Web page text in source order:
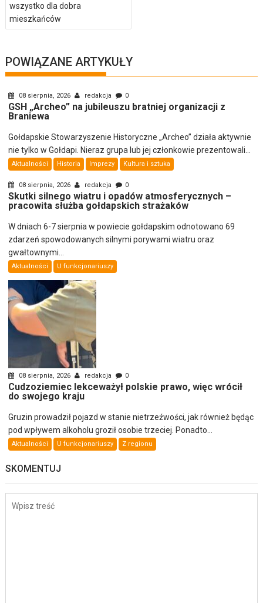
wszystko dla dobra
mieszkańców
POWIĄZANE ARTYKUŁY
08 sierpnia, 2026 redakcja 0
GSH „Archeo” na jubileuszu bratniej organizacji z
Braniewa
Gołdapskie Stowarzyszenie Historyczne „Archeo” działa aktywnie
nie tylko w Gołdapi. Nieraz grupa lub jej członkowie prezentowali...
Aktualności Historia Imprezy Kultura i sztuka
08 sierpnia, 2026 redakcja 0
Skutki silnego wiatru i opadów atmosferycznych –
pracowita służba gołdapskich strażaków
W dniach 6-7 sierpnia w powiecie gołdapskim odnotowano 69
zdarzeń spowodowanych silnymi porywami wiatru oraz
gwałtownymi...
Aktualności U funkcjonariuszy
08 sierpnia, 2026 redakcja 0
Cudzoziemiec lekceważył polskie prawo, więc wrócił
do swojego kraju
Gruzin prowadził pojazd w stanie nietrzeźwości, jak również będąc
pod wpływem alkoholu groził osobie trzeciej. Ponadto...
Aktualności U funkcjonariuszy Z regionu
SKOMENTUJ